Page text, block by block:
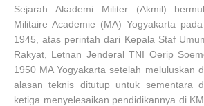
Sejarah Akademi Militer (Akmil)
Militaire Academie (MA) Yogyakarta
1945, atas perintah dari Kepala Staf
Rakyat, Letnan Jenderal TNI Oerip
1950 MA Yogyakarta setelah meluluskan
alasan teknis ditutup untuk sementara
ketiga menyelesaikan pendidikannya di